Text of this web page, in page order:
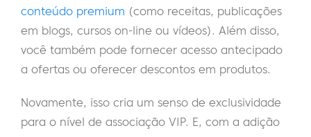
conteúdo premium (como receitas, publicações
em blogs, cursos on-line ou vídeos). Além disso,
você também pode fornecer acesso antecipado
a ofertas ou oferecer descontos em produtos.
Novamente, isso cria um senso de exclusividade
para o nível de associação VIP. E, com a adição